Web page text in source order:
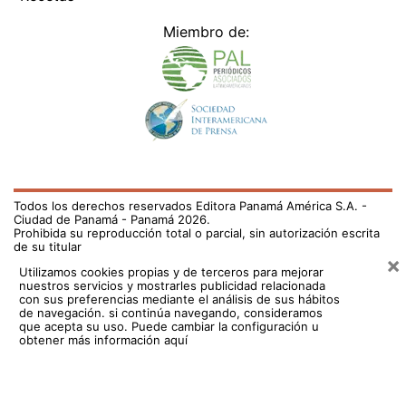
Miembro de:
Todos los derechos reservados Editora Panamá América S.A. -
Ciudad de Panamá - Panamá 2026.
Prohibida su reproducción total o parcial, sin autorización escrita
de su titular
Utilizamos cookies propias y de terceros para mejorar
nuestros servicios y mostrarles publicidad relacionada
con sus preferencias mediante el análisis de sus hábitos
de navegación. si continúa navegando, consideramos
que acepta su uso. Puede cambiar la configuración u
obtener más información aquí
×